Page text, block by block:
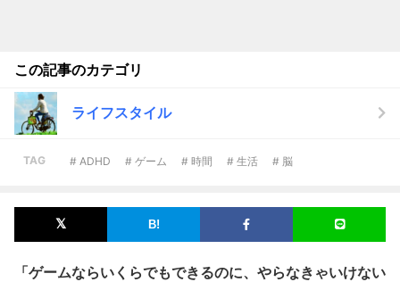
この記事のカテゴリ
ライフスタイル
TAG # ADHD # ゲーム # 時間 # 生活 # 脳
「ゲームならいくらでもできるのに、やらなきゃいけない